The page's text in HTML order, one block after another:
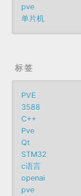
pve
单片机
标签
PVE
3588
C++
Pve
Qt
STM32
c语言
openai
pve